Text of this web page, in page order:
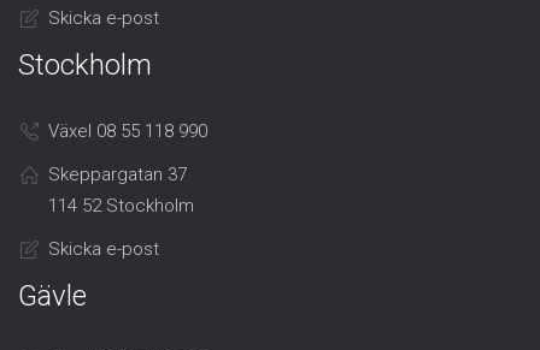
Skicka e-post
Stockholm
Växel 08 55 118 990
Skeppargatan 37
114 52 Stockholm
Skicka e-post
Gävle